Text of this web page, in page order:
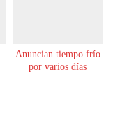
Anuncian tiempo frío
por varios días